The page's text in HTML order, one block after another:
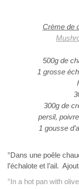
Crème de
500g de
1 grosse
300g de
persil,
1 gousse
°Dans une poêle
l’échalote et l’ail.
°In a hot pan with